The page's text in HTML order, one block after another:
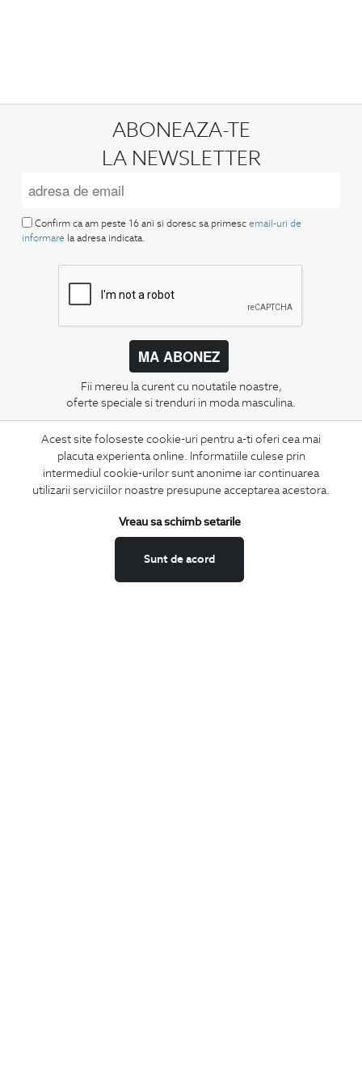
Acest site foloseste cookie-uri pentru a-ti oferi cea mai
placuta experienta online. Informatiile culese prin
intermediul cookie-urilor sunt anonime iar continuarea
utilizarii serviciilor noastre presupune acceptarea acestora.
Sunt de acord
Vreau sa schimb setarile
ABONEAZA-TE
LA NEWSLETTER
Confirm ca am peste 16 ani si doresc sa primesc email-uri de
informare la adresa indicata.
MA ABONEZ
Fii mereu la curent cu noutatile noastre,
oferte speciale si trenduri in moda masculina.
CONCIERGE
Termeni si conditii
Schimburi si retur
Feedback site
ANPC